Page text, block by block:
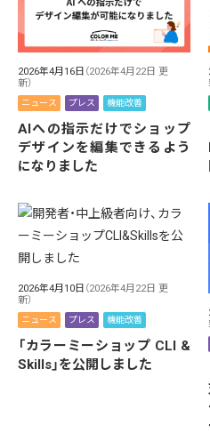
2026年4月16日 （2026年4月22日 更
新）
ニュース プレス 機能改善
AIへの指示だけでショップ
デザインを編集できるよう
になりました
2026年4月10日 （2026年4月22日 更
新）
ニュース プレス 機能改善
「カラーミーショップ CLI &
Skills」を公開しました